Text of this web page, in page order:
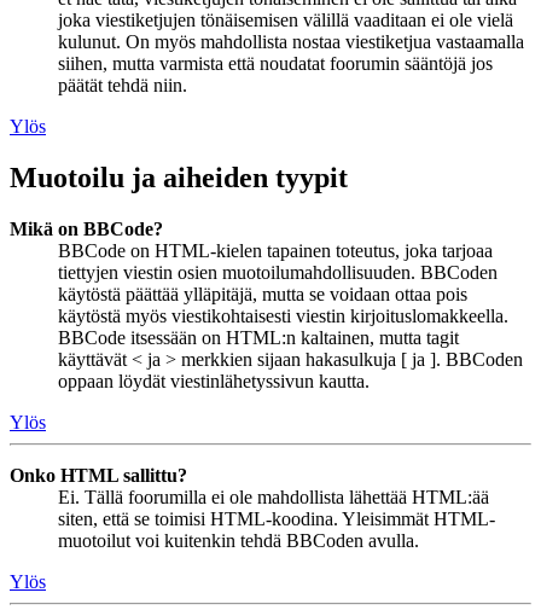
joka viestiketjujen tönäisemisen välillä vaaditaan ei ole vielä
kulunut. On myös mahdollista nostaa viestiketjua vastaamalla
siihen, mutta varmista että noudatat foorumin sääntöjä jos
päätät tehdä niin.
Ylös
Muotoilu ja aiheiden tyypit
Mikä on BBCode?
BBCode on HTML-kielen tapainen toteutus, joka tarjoaa
tiettyjen viestin osien muotoilumahdollisuuden. BBCoden
käytöstä päättää ylläpitäjä, mutta se voidaan ottaa pois
käytöstä myös viestikohtaisesti viestin kirjoituslomakkeella.
BBCode itsessään on HTML:n kaltainen, mutta tagit
käyttävät < ja > merkkien sijaan hakasulkuja [ ja ]. BBCoden
oppaan löydät viestinlähetyssivun kautta.
Ylös
Onko HTML sallittu?
Ei. Tällä foorumilla ei ole mahdollista lähettää HTML:ää
siten, että se toimisi HTML-koodina. Yleisimmät HTML-
muotoilut voi kuitenkin tehdä BBCoden avulla.
Ylös